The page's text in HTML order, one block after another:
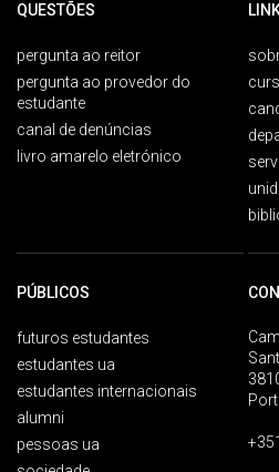
QUESTÕES
pergunta ao reitor
pergunta ao provedor do
estudante
canal de denúncias
livro amarelo eletrónico
PÚBLICOS
futuros estudantes
estudantes ua
estudantes internacionais
alumni
pessoas ua